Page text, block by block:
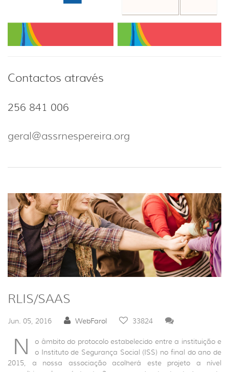
Contactos através
256 841 006
geral@assrnespereira.org
RLIS/SAAS
Jun. 05, 2016 WebFarol 33824
N
o âmbito do protocolo estabelecido entre a instituição e
o Instituto de Segurança Social (ISS) no final do ano de
2015, a nossa associação acolherá este projeto a nível